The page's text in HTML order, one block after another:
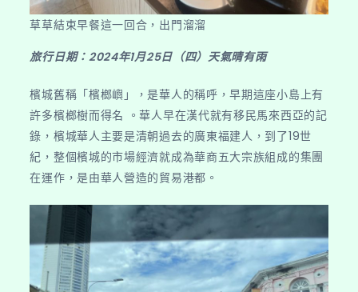
草草結束早餐這一回合，出門溜溜
旅行日期：2024年1月25日（四）天氣晴有雨
檳城舊稱「檳榔嶼」，是華人的稱呼，早期這座小島上有
許多檳榔樹而得名 。華人早在漢代就有移民馬來西亞的記
錄，檳城華人主要是清朝過去的廣東福建人，到了19世
紀，整個檳城的市場經濟就成為華商五大宗族組成的集團
在運作，是由華人營造的貿易港都。